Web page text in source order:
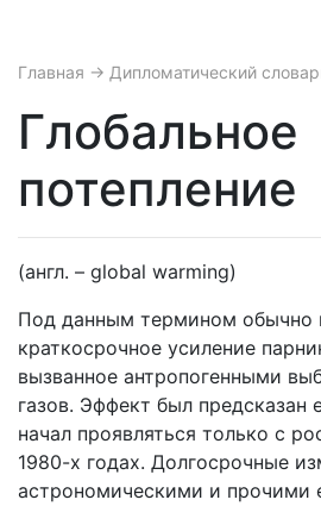
Главная → Дипломатический
Глобальное
потепление
(англ. – global warming)
Под данным термином обычно
краткосрочное усиление
вызванное антропогенными
газов. Эффект был предсказан
начал проявляться только с
1980-х годах. Долгосрочные
астрономическими и прочими